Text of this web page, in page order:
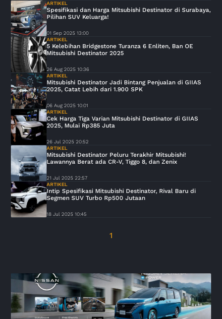
ARTIKEL
Spesifikasi dan Harga Mitsubishi Destinator di Surabaya,
Pilihan SUV Keluarga!
01 Sep 2025 13:00
ARTIKEL
5 Kelebihan Bridgestone Turanza 6 Enliten, Ban OE
Mitsubishi Destinator 2025
26 Aug 2025 10:36
ARTIKEL
Mitsubishi Destinator Jadi Bintang Penjualan di GIIAS
2025, Catat Lebih dari 1.900 SPK
06 Aug 2025 10:01
ARTIKEL
Cek Harga Tiga Varian Mitsubishi Destinator di GIIAS
2025, Mulai Rp385 Juta
26 Jul 2025 20:52
ARTIKEL
Mitsubishi Destinator Peluru Terakhir Mitsubishi!
Lawannya Berat ada CR-V, Tiggo 8, dan Zenix
21 Jul 2025 22:57
ARTIKEL
Intip Spesifikasi Mitsubishi Destinator, Rival Baru di
Segmen SUV Turbo Rp500 Jutaan
18 Jul 2025 10:45
1